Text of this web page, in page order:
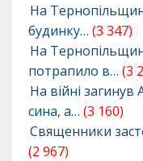
На
будинку… (3 347)
На
потрапило в… (3
На війні
сина, а… (3 160)
Священники
(2 967)